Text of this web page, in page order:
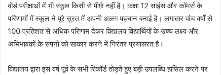
बोर्ड परीक्षाओं में भी स्कूल किसी से पीछे नहीं है। कक्षा 12 साइंस और कॉमर्स के
परिणामों में स्कूल ने पूरे सूरत में अपनी अलग पहचान बनाई है। लगातार पांच वर्षों से
100 प्रतिशत से अधिक परिणाम देकर विद्यालय विद्यार्थियों के उच्च लक्ष्य और
अभिभावकों के सपनों को साकार करने में निरंतर प्रयासरत है।
विद्यालय द्वारा इस वर्ष पूर्व के सभी रिकॉर्ड तोड़ते हुए बड़ी उपलब्धि हासिल करने पर